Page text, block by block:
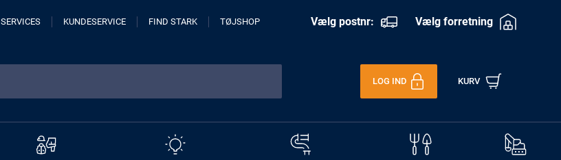
SERVICES KUNDESERVICE FIND STARK TØJSHOP Vælg postnr: Vælg forretning
LOG IND KURV